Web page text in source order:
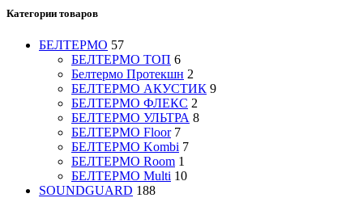
Категории товаров
БЕЛТЕРМО 57
БЕЛТЕРМО ТОП 6
Белтермо Протекшн 2
БЕЛТЕРМО АКУСТИК 9
БЕЛТЕРМО ФЛЕКС 2
БЕЛТЕРМО УЛЬТРА 8
БЕЛТЕРМО Floor 7
БЕЛТЕРМО Kombi 7
БЕЛТЕРМО Room 1
БЕЛТЕРМО Multi 10
SOUNDGUARD 188